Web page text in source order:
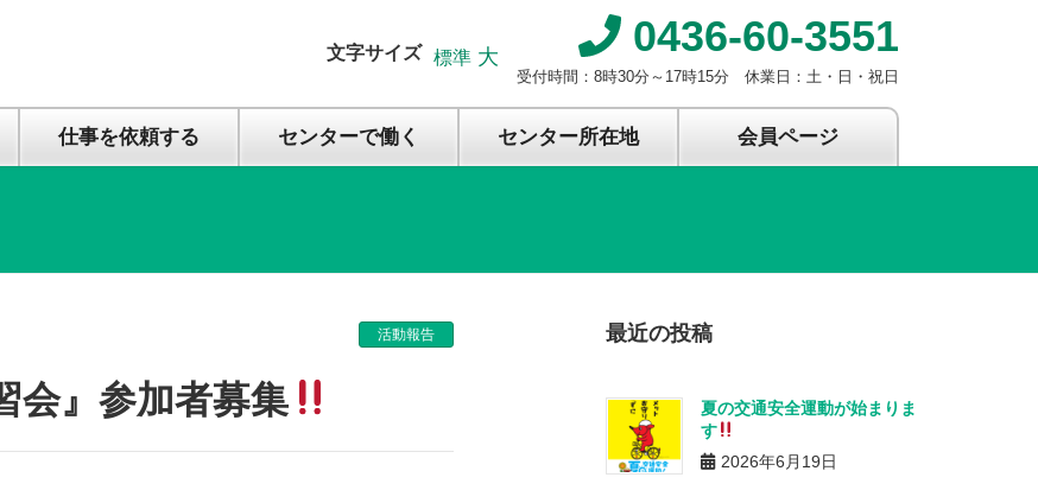
文字サイズ 標準 大 0436-60-3551
受付時間：8時30分～17時15分 休業日：土・日・祝日
仕事を依頼する センターで働く センター所在地 会員ページ
活動報告
習会』参加者募集
最近の投稿
夏の交通安全運動が始まりま
す
2026年6月19日